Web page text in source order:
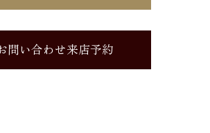
問い合わせ来店予約